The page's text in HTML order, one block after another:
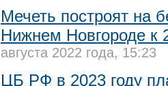
Мечеть построят на
Нижнем Новгороде к
августа 2022 года, 15:23
ЦБ РФ в 2023 году